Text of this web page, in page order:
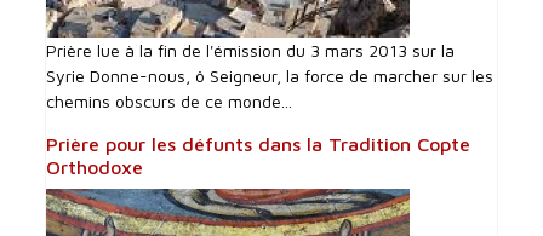
Prière lue à la fin de l'émission du 3 mars 2013 sur la
Syrie Donne-nous, ô Seigneur, la force de marcher sur les
chemins obscurs de ce monde...
Prière pour les défunts dans la Tradition Copte
Orthodoxe